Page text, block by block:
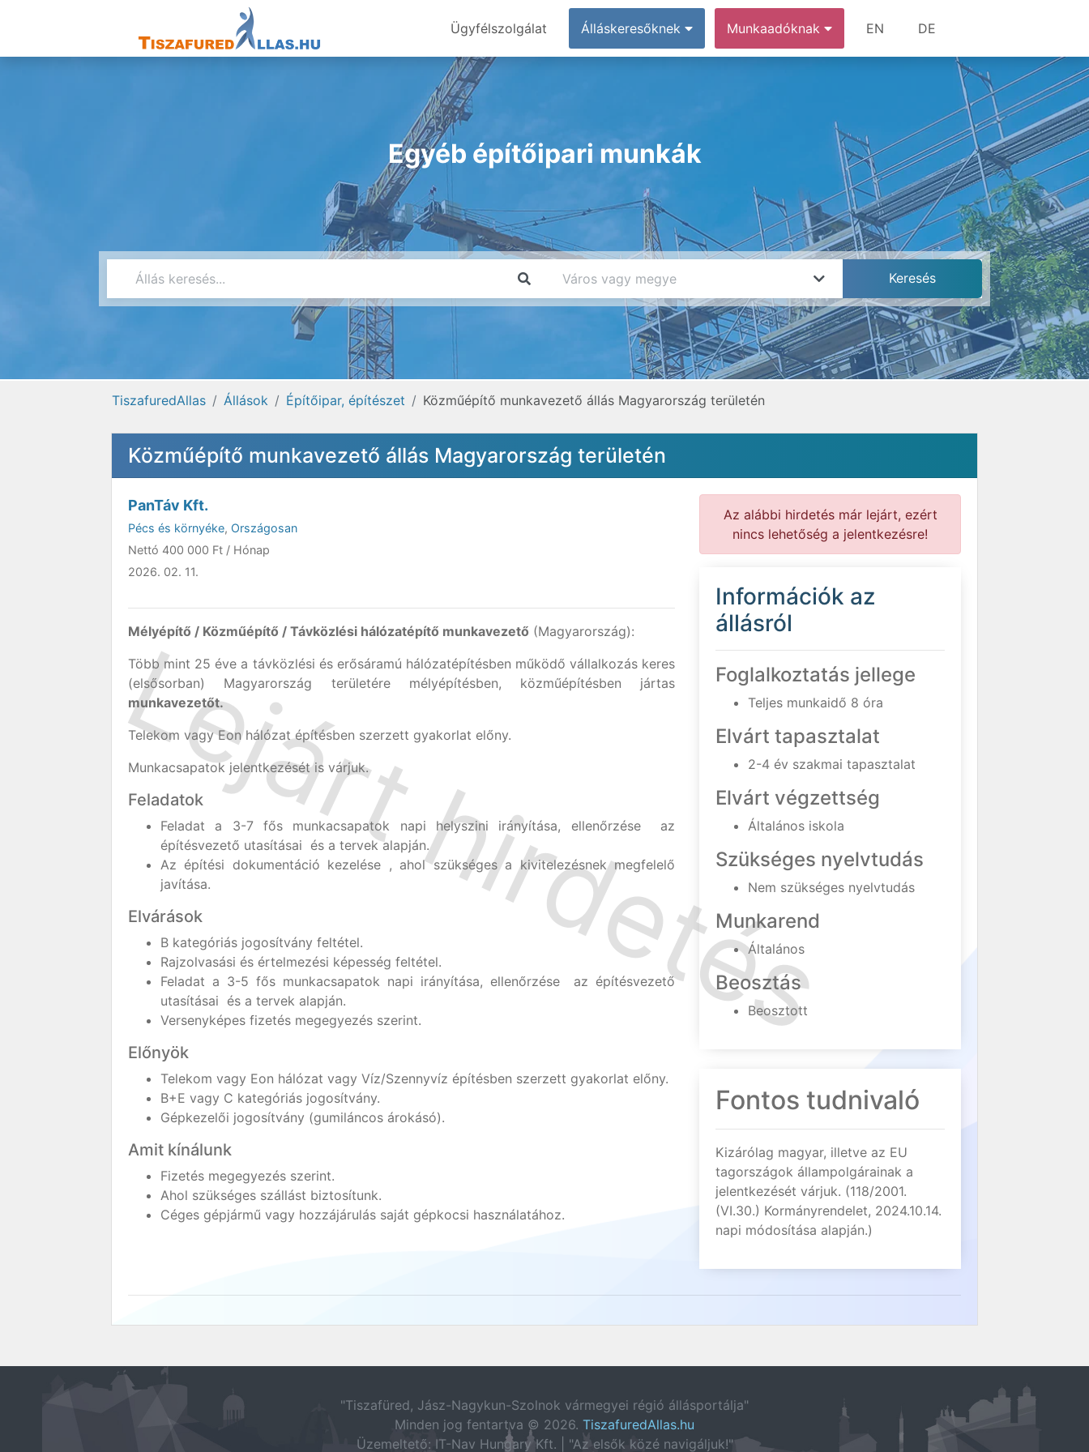
Ügyfélszolgálat Álláskeresőknek Munkaadóknak EN DE
Egyéb építőipari munkák
TiszafuredAllas Állások Építőipar, építészet Közműépítő munkavezető állás Magyarország területén
Közműépítő munkavezető állás Magyarország területén
PanTáv Kft.
Pécs és környéke, Országosan
Nettó 400 000 Ft / Hónap
2026. 02. 11.
Mélyépítő / Közműépítő / Távközlési hálózatépítő munkavezető (Magyarország):
Több mint 25 éve a távközlési és erősáramú hálózatépítésben működő vállalkozás keres
(elsősorban) Magyarország területére mélyépítésben, közműépítésben jártas
munkavezetőt.
Telekom vagy Eon hálózat építésben szerzett gyakorlat előny.
Munkacsapatok jelentkezését is várjuk.
Feladatok
Feladat a 3-7 fős munkacsapatok napi helyszini irányítása, ellenőrzése az
építésvezető utasításai és a tervek alapján.
Az építési dokumentáció kezelése , ahol szükséges a kivitelezésnek megfelelő
javítása.
Elvárások
B kategóriás jogosítvány feltétel.
Rajzolvasási és értelmezési képesség feltétel.
Feladat a 3-5 fős munkacsapatok napi irányítása, ellenőrzése az építésvezető
utasításai és a tervek alapján.
Versenyképes fizetés megegyezés szerint.
Előnyök
Telekom vagy Eon hálózat vagy Víz/Szennyvíz építésben szerzett gyakorlat előny.
B+E vagy C kategóriás jogosítvány.
Gépkezelői jogosítvány (gumiláncos árokásó).
Amit kínálunk
Fizetés megegyezés szerint.
Ahol szükséges szállást biztosítunk.
Céges gépjármű vagy hozzájárulás saját gépkocsi használatához.
Az alábbi hirdetés már lejárt, ezért
nincs lehetőség a jelentkezésre!
Információk az
állásról
Foglalkoztatás jellege
Teljes munkaidő 8 óra
Elvárt tapasztalat
2-4 év szakmai tapasztalat
Elvárt végzettség
Általános iskola
Szükséges nyelvtudás
Nem szükséges nyelvtudás
Munkarend
Általános
Beosztás
Beosztott
Fontos tudnivaló
Kizárólag magyar, illetve az EU
tagországok állampolgárainak a
jelentkezését várjuk. (118/2001.
(VI.30.) Kormányrendelet, 2024.10.14.
napi módosítása alapján.)
"Tiszafüred, Jász-Nagykun-Szolnok vármegyei régió állásportálja"
Minden jog fentartva © 2026. TiszafuredAllas.hu
Üzemeltető: IT-Nav Hungary Kft. | "Az elsők közé navigáljuk!"